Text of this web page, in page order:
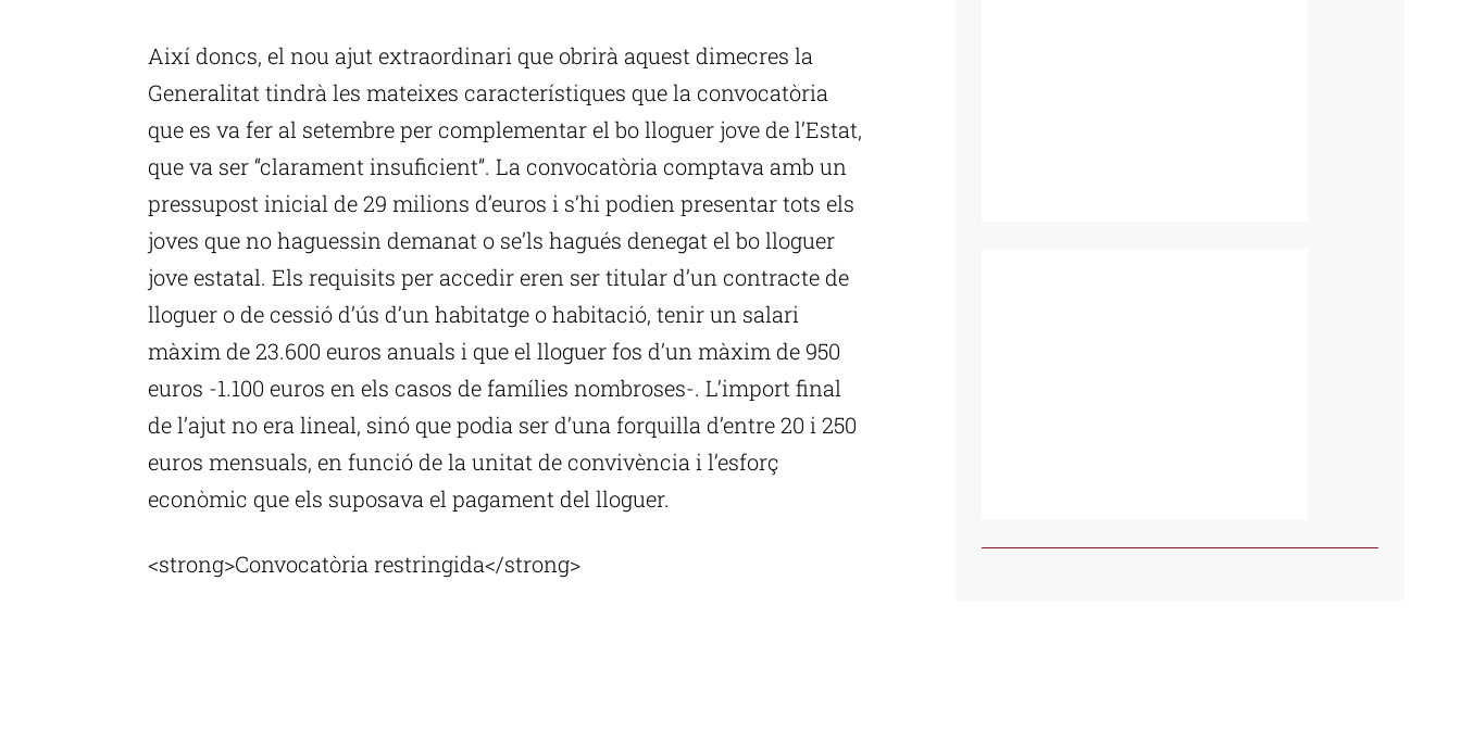
Així doncs, el nou ajut extraordinari que obrirà aquest dimecres la
Generalitat tindrà les mateixes característiques que la convocatòria
que es va fer al setembre per complementar el bo lloguer jove de l’Estat,
que va ser “clarament insuficient”. La convocatòria comptava amb un
pressupost inicial de 29 milions d’euros i s’hi podien presentar tots els
joves que no haguessin demanat o se’ls hagués denegat el bo lloguer
jove estatal. Els requisits per accedir eren ser titular d’un contracte de
lloguer o de cessió d’ús d’un habitatge o habitació, tenir un salari
màxim de 23.600 euros anuals i que el lloguer fos d’un màxim de 950
euros -1.100 euros en els casos de famílies nombroses-. L’import final
de l’ajut no era lineal, sinó que podia ser d’una forquilla d’entre 20 i 250
euros mensuals, en funció de la unitat de convivència i l’esforç
econòmic que els suposava el pagament del lloguer.
<strong>Convocatòria restringida</strong>